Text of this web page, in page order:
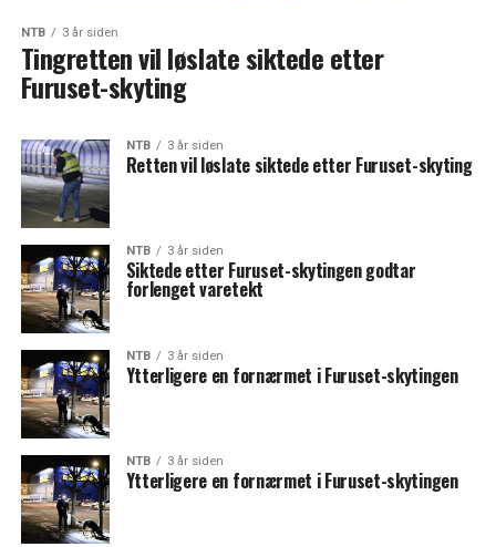
NTB 3 år siden
Tingretten vil løslate siktede etter
Furuset-skyting
NTB 3 år siden
Retten vil løslate siktede etter Furuset-skyting
NTB 3 år siden
Siktede etter Furuset-skytingen godtar
forlenget varetekt
NTB 3 år siden
Ytterligere en fornærmet i Furuset-skytingen
NTB 3 år siden
Ytterligere en fornærmet i Furuset-skytingen